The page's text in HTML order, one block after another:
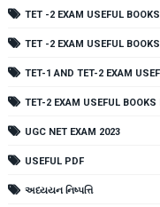
TET -2 EXAM USEFUL
TET -2 EXAM USEFUL
TET-1 AND TET-2 EXAM
TET-2 EXAM USEFUL
UGC NET EXAM 2023
USEFUL PDF
અધ્યયન નિષ્પત્તિ